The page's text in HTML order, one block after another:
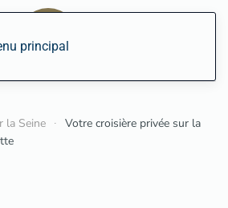
principal
la Seine
Votre croisière privée sur la